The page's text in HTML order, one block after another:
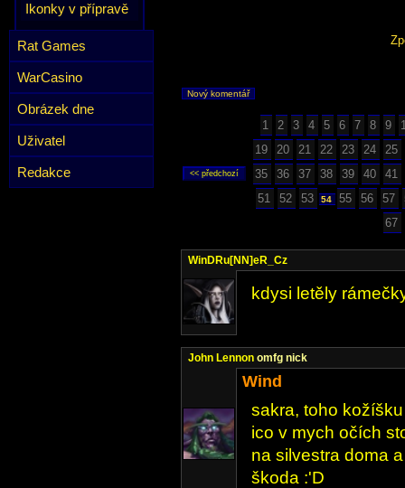
Ikonky v přípravě
Rat Games
WarCasino
Obrázek dne
Uživatel
Redakce
Nový komentář
1 2 3 4 5 6 7 8 9
19
20 21 22 23 24
25
35
36 37 38 39 40
41
51
52 53 54 55 56 57
67
WinDRu[NN]eR_Cz
kdysi letěly
John Lennon omfg nick
Wind
sakra, toho
ico v mych očích
na silvestra doma
škoda :'D